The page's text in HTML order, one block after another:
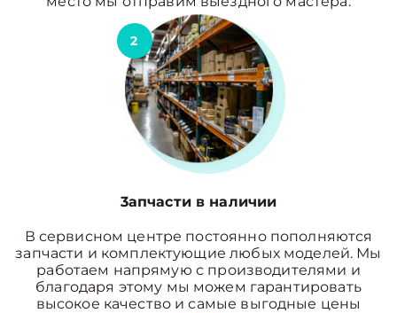
2
3апчасти в наличии
В сервисном центре постоянно пополняются
запчасти и комплектующие любых моделей. Мы
работаем напрямую с производителями и
благодаря этому мы можем гарантировать
высокое качество и самые выгодные цены